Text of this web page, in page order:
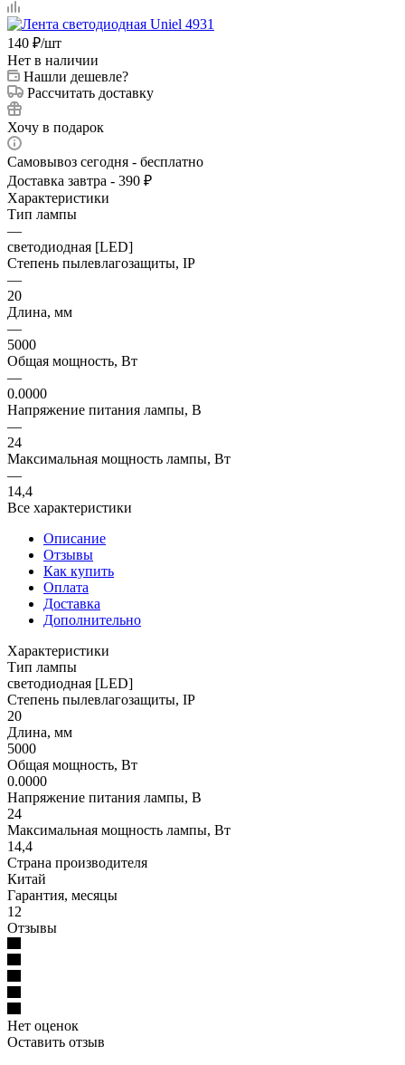
140 ₽/шт
Нет в наличии
Нашли дешевле?
Рассчитать доставку
Хочу в подарок
Самовывоз сегодня - бесплатно
Доставка завтра - 390 ₽
Характеристики
Тип лампы
—
светодиодная [LED]
Степень пылевлагозащиты, IP
—
20
Длина, мм
—
5000
Общая мощность, Вт
—
0.0000
Напряжение питания лампы, В
—
24
Максимальная мощность лампы, Вт
—
14,4
Все характеристики
Описание
Отзывы
Как купить
Оплата
Доставка
Дополнительно
Характеристики
Тип лампы
светодиодная [LED]
Степень пылевлагозащиты, IP
20
Длина, мм
5000
Общая мощность, Вт
0.0000
Напряжение питания лампы, В
24
Максимальная мощность лампы, Вт
14,4
Страна производителя
Китай
Гарантия, месяцы
12
Отзывы
Нет оценок
Оставить отзыв